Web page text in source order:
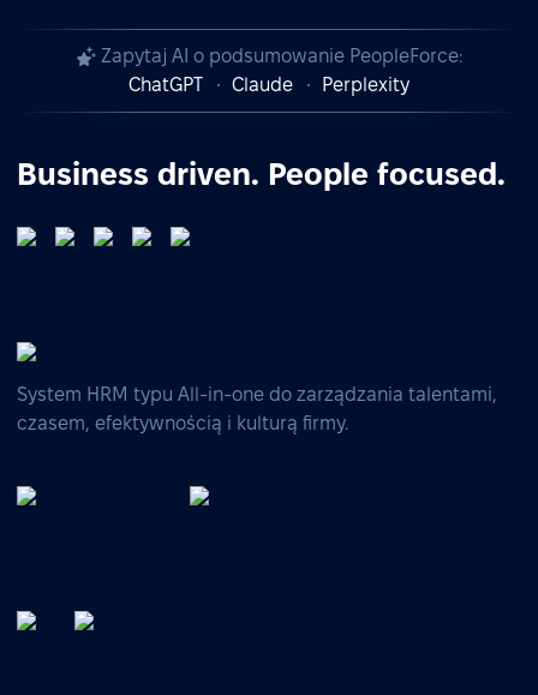
Zapytaj AI o podsumowanie PeopleForce:
ChatGPT
Claude Perplexity
Business driven. People focused.
System HRM typu All-in-one do zarządzania talentami,
czasem, efektywnością i kulturą firmy.